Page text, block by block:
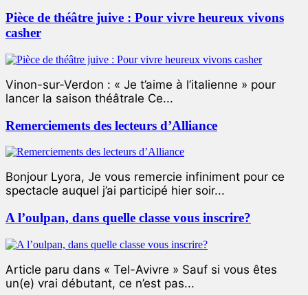
Pièce de théâtre juive : Pour vivre heureux vivons
casher
Vinon-sur-Verdon : « Je t’aime à l’italienne » pour
lancer la saison théâtrale Ce...
Remerciements des lecteurs d’Alliance
Bonjour Lyora, Je vous remercie infiniment pour ce
spectacle auquel j’ai participé hier soir...
A l’oulpan, dans quelle classe vous inscrire?
Article paru dans « Tel-Avivre » Sauf si vous êtes
un(e) vrai débutant, ce n’est pas...